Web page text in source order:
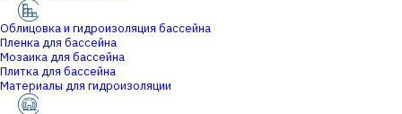
Облицовка и гидроизоляция бассейна
Пленка для бассейна
Мозаика для бассейна
Плитка для бассейна
Материалы для гидроизоляции